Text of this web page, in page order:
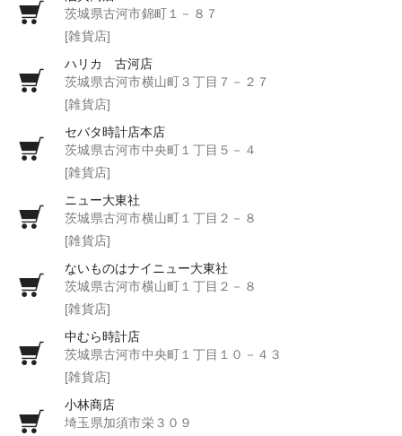
茨城県古河市錦町１－８７
[雑貨店]
ハリカ 古河店
茨城県古河市横山町３丁目７－２７
[雑貨店]
セバタ時計店本店
茨城県古河市中央町１丁目５－４
[雑貨店]
ニュー大東社
茨城県古河市横山町１丁目２－８
[雑貨店]
ないものはナイニュー大東社
茨城県古河市横山町１丁目２－８
[雑貨店]
中むら時計店
茨城県古河市中央町１丁目１０－４３
[雑貨店]
小林商店
埼玉県加須市栄３０９